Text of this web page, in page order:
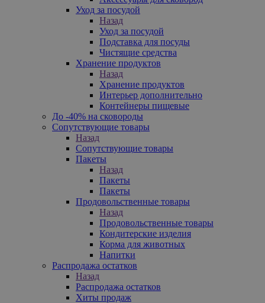
Уход за посудой
Назад
Уход за посудой
Подставка для посуды
Чистящие средства
Хранение продуктов
Назад
Хранение продуктов
Интерьер дополнительно
Контейнеры пищевые
До -40% на сковороды
Сопутствующие товары
Назад
Сопутствующие товары
Пакеты
Назад
Пакеты
Пакеты
Продовольственные товары
Назад
Продовольственные товары
Кондитерские изделия
Корма для животных
Напитки
Распродажа остатков
Назад
Распродажа остатков
Хиты продаж